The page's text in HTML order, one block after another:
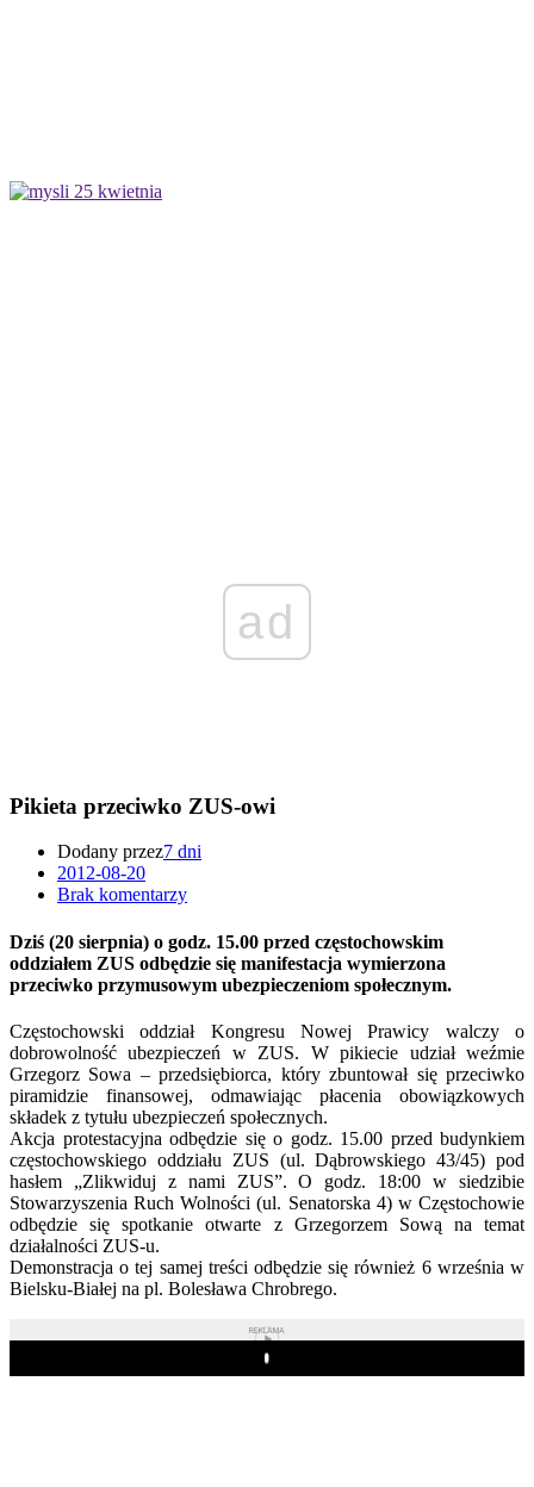
ad
Pikieta przeciwko ZUS-owi
Dodany przez7 dni
2012-08-20
Brak komentarzy
Dziś (20 sierpnia) o godz. 15.00 przed częstochowskim
oddziałem ZUS odbędzie się manifestacja wymierzona
przeciwko przymusowym ubezpieczeniom społecznym.
Częstochowski oddział Kongresu Nowej Prawicy walczy o
dobrowolność ubezpieczeń w ZUS. W pikiecie udział weźmie
Grzegorz Sowa – przedsiębiorca, który zbuntował się przeciwko
piramidzie finansowej, odmawiając płacenia obowiązkowych
składek z tytułu ubezpieczeń społecznych.
Akcja protestacyjna odbędzie się o godz. 15.00 przed budynkiem
częstochowskiego oddziału ZUS (ul. Dąbrowskiego 43/45) pod
hasłem „Zlikwiduj z nami ZUS”. O godz. 18:00 w siedzibie
Stowarzyszenia Ruch Wolności (ul. Senatorska 4) w Częstochowie
odbędzie się spotkanie otwarte z Grzegorzem Sową na temat
działalności ZUS-u.
Demonstracja o tej samej treści odbędzie się również 6 września w
Bielsku-Białej na pl. Bolesława Chrobrego.
REKLAMA
Play